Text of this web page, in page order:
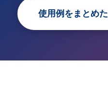
使用例をまとめ